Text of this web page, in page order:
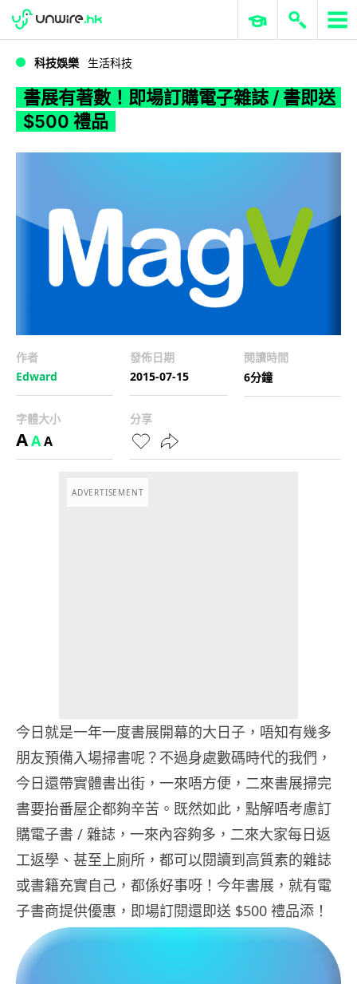
WWDC 2026 ERP 與商業 AI
科技娛樂 生活科技
書展有著數！即場訂購電子雜誌 / 書即送
$500 禮品
作者
Edward
發佈日期
2015-07-15
閱讀時間
6分鐘
字體大小
AAA
分享
ADVERTISEMENT
今日就是一年一度書展開幕的大日子，唔知有幾多
朋友預備入場掃書呢？不過身處數碼時代的我們，
今日還帶實體書出街，一來唔方便，二來書展掃完
書要抬番屋企都夠辛苦。既然如此，點解唔考慮訂
購電子書 / 雜誌，一來內容夠多，二來大家每日返
工返學、甚至上廁所，都可以閱讀到高質素的雜誌
或書籍充實自己，都係好事呀！今年書展，就有電
子書商提供優惠，即場訂閱還即送 $500 禮品添！